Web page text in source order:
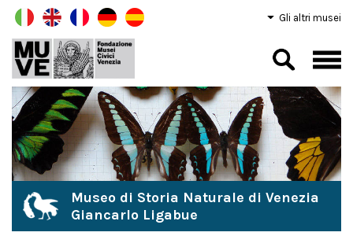
Gli altri musei
Museo di Storia Naturale di Venezia
Giancarlo Ligabue